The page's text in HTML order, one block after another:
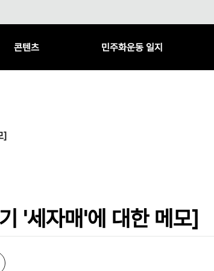
콘텐츠 민주화운동 일지
]
'세자매'에 대한 메모]